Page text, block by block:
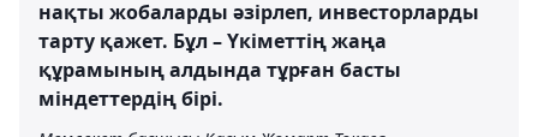
нақты жобаларды әзірлеп, инвесторларды
тарту қажет. Бұл – Үкіметтің жаңа
құрамының алдында тұрған басты
міндеттердің бірі.